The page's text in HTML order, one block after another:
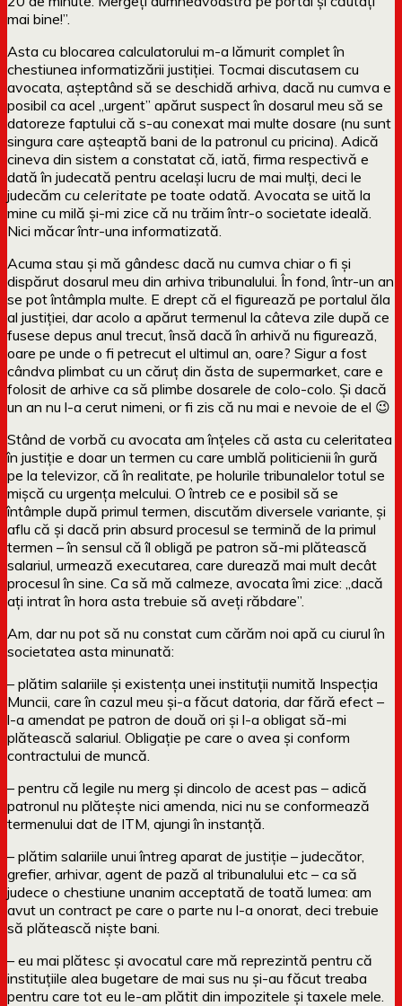
mai bine!”.
Asta cu blocarea calculatorului m-a lămurit complet în
chestiunea informatizării justiției. Tocmai discutasem cu
avocata, așteptând să se deschidă arhiva, dacă nu cumva e
posibil ca acel „urgent” apărut suspect în dosarul meu să se
datoreze faptului că s-au conexat mai multe dosare (nu sunt
singura care așteaptă bani de la patronul cu pricina). Adică
cineva din sistem a constatat că, iată, firma respectivă e
dată în judecată pentru același lucru de mai mulți, deci le
judecăm cu celeritate pe toate odată. Avocata se uită la
mine cu milă și-mi zice că nu trăim într-o societate ideală.
Nici măcar într-una informatizată.
Acuma stau și mă gândesc dacă nu cumva chiar o fi și
dispărut dosarul meu din arhiva tribunalului. În fond, într-un an
se pot întâmpla multe. E drept că el figurează pe portalul ăla
al justiției, dar acolo a apărut termenul la câteva zile după ce
fusese depus anul trecut, însă dacă în arhivă nu figurează,
oare pe unde o fi petrecut el ultimul an, oare? Sigur a fost
cândva plimbat cu un căruț din ăsta de supermarket, care e
folosit de arhive ca să plimbe dosarele de colo-colo. Și dacă
un an nu l-a cerut nimeni, or fi zis că nu mai e nevoie de el 😉
Stând de vorbă cu avocata am înțeles că asta cu celeritatea
în justiție e doar un termen cu care umblă politicienii în gură
pe la televizor, că în realitate, pe holurile tribunalelor totul se
mișcă cu urgența melcului. O întreb ce e posibil să se
întâmple după primul termen, discutăm diversele variante, și
aflu că și dacă prin absurd procesul se termină de la primul
termen – în sensul că îl obligă pe patron să-mi plătească
salariul, urmează executarea, care durează mai mult decât
procesul în sine. Ca să mă calmeze, avocata îmi zice: „dacă
ați intrat în hora asta trebuie să aveți răbdare”.
Am, dar nu pot să nu constat cum cărăm noi apă cu ciurul în
societatea asta minunată:
– plătim salariile și existența unei instituții numită Inspecția
Muncii, care în cazul meu și-a făcut datoria, dar fără efect –
l-a amendat pe patron de două ori și l-a obligat să-mi
plătească salariul. Obligație pe care o avea și conform
contractului de muncă.
– pentru că legile nu merg și dincolo de acest pas – adică
patronul nu plătește nici amenda, nici nu se conformează
termenului dat de ITM, ajungi în instanță.
– plătim salariile unui întreg aparat de justiție – judecător,
grefier, arhivar, agent de pază al tribunalului etc – ca să
judece o chestiune unanim acceptată de toată lumea: am
avut un contract pe care o parte nu l-a onorat, deci trebuie
să plătească niște bani.
– eu mai plătesc și avocatul care mă reprezintă pentru că
instituțiile alea bugetare de mai sus nu și-au făcut treaba
pentru care tot eu le-am plătit din impozitele și taxele mele.